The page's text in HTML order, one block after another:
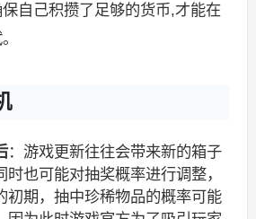
自己积攒了足够的货币,才能在
：游戏更新往往会带来新的箱子
时也可能对抽奖概率进行调整，
初期，抽中珍稀物品的概率可能